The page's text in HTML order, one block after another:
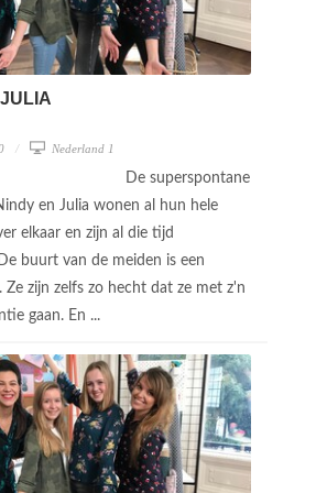
Nederland 1
De superspontane
en Julia wonen al hun hele
elkaar en zijn al die tijd
buurt van de meiden is een
Ze zijn zelfs zo hecht dat ze met z'n
gaan. En ...